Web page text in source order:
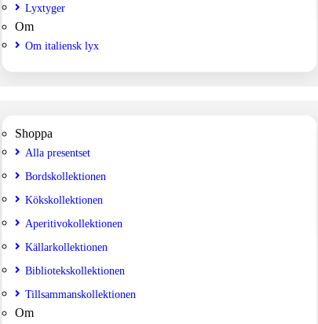
Lyxtyger
Om
Om italiensk lyx
Shoppa
Alla presentset
Bordskollektionen
Kökskollektionen
Aperitivokollektionen
Källarkollektionen
Bibliotekskollektionen
Tillsammanskollektionen
Om